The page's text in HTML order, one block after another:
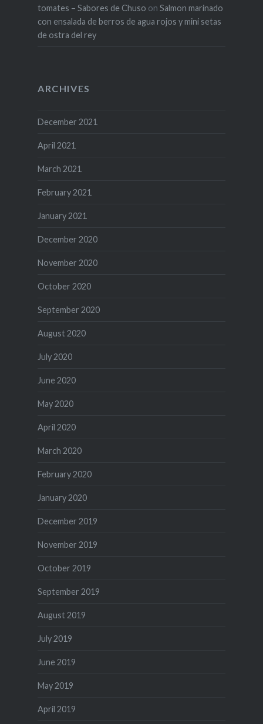
tomates – Sabores de Chuso on Salmon marinado
con ensalada de berros de agua rojos y mini setas
de ostra del rey
ARCHIVES
December 2021
April 2021
March 2021
February 2021
January 2021
December 2020
November 2020
October 2020
September 2020
August 2020
July 2020
June 2020
May 2020
April 2020
March 2020
February 2020
January 2020
December 2019
November 2019
October 2019
September 2019
August 2019
July 2019
June 2019
May 2019
April 2019